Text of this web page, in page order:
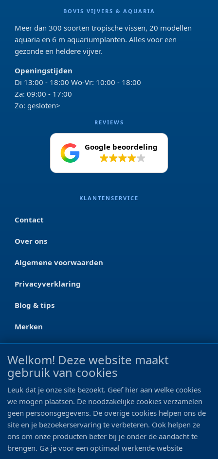
BOVIS VIJVERS & AQUARIA
Meer dan 300 soorten tropische vissen, 20 modellen
aquaria en 6 m aquariumplanten. Alles voor een
gezonde en heldere vijver.
Openingstijden
Di 13:00 - 18:00 Wo-Vr: 10:00 - 18:00
Za: 09:00 - 17:00
Zo: gesloten>
REVIEWS
Google beoordeling
KLANTENSERVICE
Contact
Over ons
Algemene voorwaarden
Privacyverklaring
Blog & tips
Merken
CONTACT
Ootmarsumseweg 125a
0546 - 622 990
06 - 11 19 81 42
info@bo-vis.nl
Welkom! Deze website maakt
gebruik van cookies
Leuk dat je onze site bezoekt. Geef hier aan welke cookies
we mogen plaatsen. De noodzakelijke cookies verzamelen
geen persoonsgegevens. De overige cookies helpen ons de
site en je bezoekerservaring te verbeteren. Ook helpen ze
ons om onze producten beter bij je onder de aandacht te
brengen. Ga je voor een optimaal werkende website